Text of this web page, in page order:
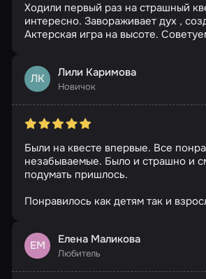
Ходили первый раз на страшный
интересно. Завораживает дух ,
Актерская игра на высоте.
ЛК Лили Каримова
Новичок
Были на квесте впервые. Все
незабываемые. Было и страшно и
подумать пришлось.
Понравилось как детям так и
ЕМ Елена Маликова
Любитель